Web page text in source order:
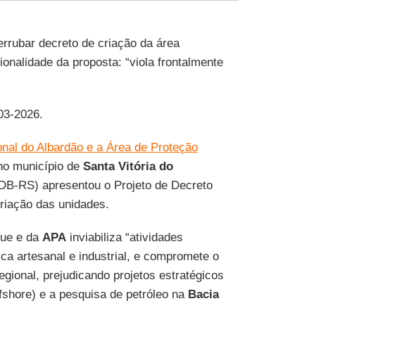
decreto de criação da área
da proposta: “viola frontalmente
2026.
do Albardão e a Área de Proteção
município de Santa Vitória do
RS) apresentou o Projeto de Decreto
das unidades.
e da APAinviabiliza “atividades
artesanal e industrial, e compromete o
prejudicando projetos estratégicos
e a pesquisa de petróleo naBacia